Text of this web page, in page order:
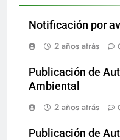
Notificación por
2 años atrás
Publicación de
Ambiental
2 años atrás
Publicación de